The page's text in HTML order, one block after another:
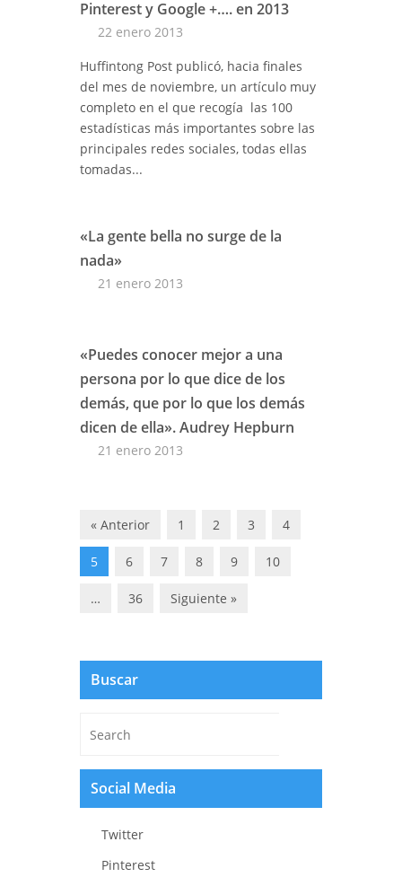
Pinterest y Google +…. en 2013
22 enero 2013
Huffintong Post publicó, hacia finales
del mes de noviembre, un artículo muy
completo en el que recogía las 100
estadísticas más importantes sobre las
principales redes sociales, todas ellas
tomadas...
«La gente bella no surge de la
nada»
21 enero 2013
«Puedes conocer mejor a una
persona por lo que dice de los
demás, que por lo que los demás
dicen de ella». Audrey Hepburn
21 enero 2013
« Anterior 1 2 3 4
5 6 7 8 9 10
… 36 Siguiente »
Buscar
Social Media
Twitter
Pinterest